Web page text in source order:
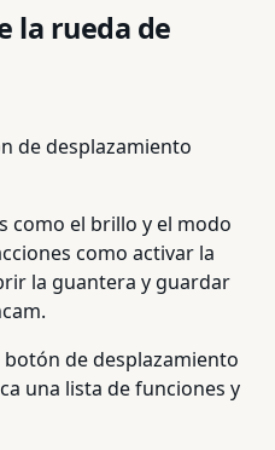
la rueda de
de desplazamiento
como el brillo y el modo
como activar la
la guantera y guardar
de desplazamiento
una lista de funciones y